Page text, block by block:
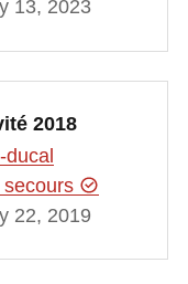
13, 2023
2018
ducal
22, 2019